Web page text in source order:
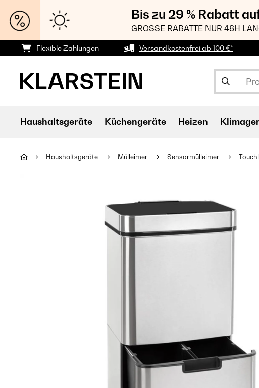
Bis zu 29 % Rabatt
GROSSE RABATTE NUR 48H
Flexible Zahlungen Versandkostenfrei ab 100 €*
Haushaltsgeräte Küchengeräte Heizen
Haushaltsgeräte Mülleimer Sensormülleimer